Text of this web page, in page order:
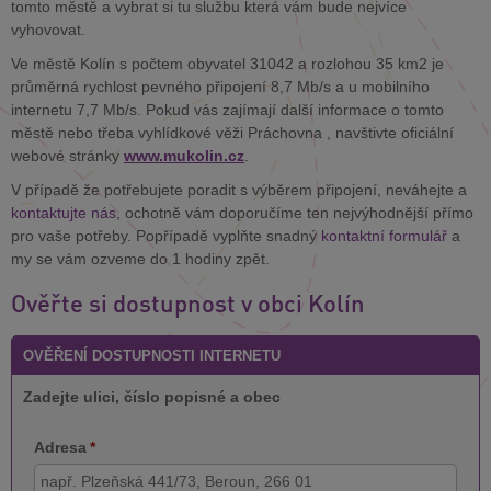
tomto městě a vybrat si tu službu která vám bude nejvíce
vyhovovat.
Ve městě Kolín s počtem obyvatel 31042 a rozlohou 35 km2 je
průměrná rychlost pevného připojení 8,7 Mb/s a u mobilního
internetu 7,7 Mb/s. Pokud vás zajímají další informace o tomto
městě nebo třeba vyhlídkové věži Práchovna , navštivte oficiální
webové stránky www.mukolin.cz
V případě že potřebujete poradit s výběrem připojení, neváhejte a
kontaktujte nás , ochotně vám doporučíme ten nejvýhodnější přímo
pro vaše potřeby. Popřípadě vyplňte snadný kontaktní formulář a
my se vám ozveme do 1 hodiny zpět.
Ověřte si dostupnost v obci Kolín
OVĚŘENÍ DOSTUPNOSTI INTERNETU
Zadejte ulici, číslo popisné a obec
Adresa *